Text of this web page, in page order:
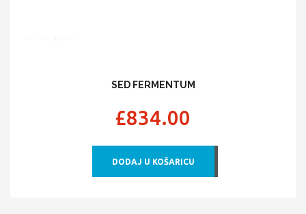
SED FERMENTUM
£834.00
DODAJ U KOŠARICU